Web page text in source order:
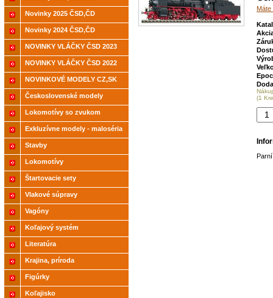
Máte
(1
Novinky 2025 ČSD,ČD
Novinky 2024 ČSD,ČD
NOVINKY VLÁČKY ČSD 2023
NOVINKY VLÁČKY ČSD 2022
NOVINKOVÉ MODELY CZ,SK
2021
Československé modely
ČSD,ČD
Lokomotívy so zvukom
Exkluzívne modely - maloséria
Stavby
Lokomotívy
Štartovacie sety
Vlakové súpravy
Vagóny
Koľajový systém
Literatúra
Krajina, príroda
Figúrky
Koľajisko